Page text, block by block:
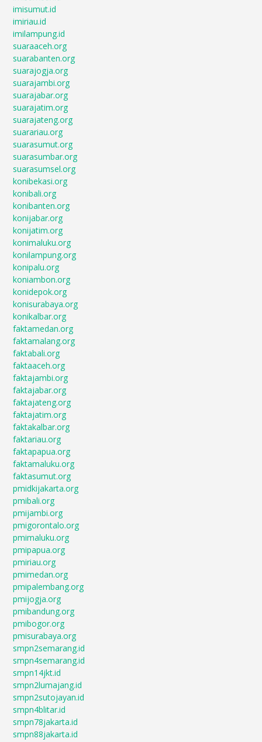
imisumut.id
imiriau.id
imilampung.id
suaraaceh.org
suarabanten.org
suarajogja.org
suarajambi.org
suarajabar.org
suarajatim.org
suarajateng.org
suarariau.org
suarasumut.org
suarasumbar.org
suarasumsel.org
konibekasi.org
konibali.org
konibanten.org
konijabar.org
konijatim.org
konimaluku.org
konilampung.org
konipalu.org
koniambon.org
konidepok.org
konisurabaya.org
konikalbar.org
faktamedan.org
faktamalang.org
faktabali.org
faktaaceh.org
faktajambi.org
faktajabar.org
faktajateng.org
faktajatim.org
faktakalbar.org
faktariau.org
faktapapua.org
faktamaluku.org
faktasumut.org
pmidkijakarta.org
pmibali.org
pmijambi.org
pmigorontalo.org
pmimaluku.org
pmipapua.org
pmiriau.org
pmimedan.org
pmipalembang.org
pmijogja.org
pmibandung.org
pmibogor.org
pmisurabaya.org
smpn2semarang.id
smpn4semarang.id
smpn14jkt.id
smpn2lumajang.id
smpn2sutojayan.id
smpn4blitar.id
smpn78jakarta.id
smpn88jakarta.id